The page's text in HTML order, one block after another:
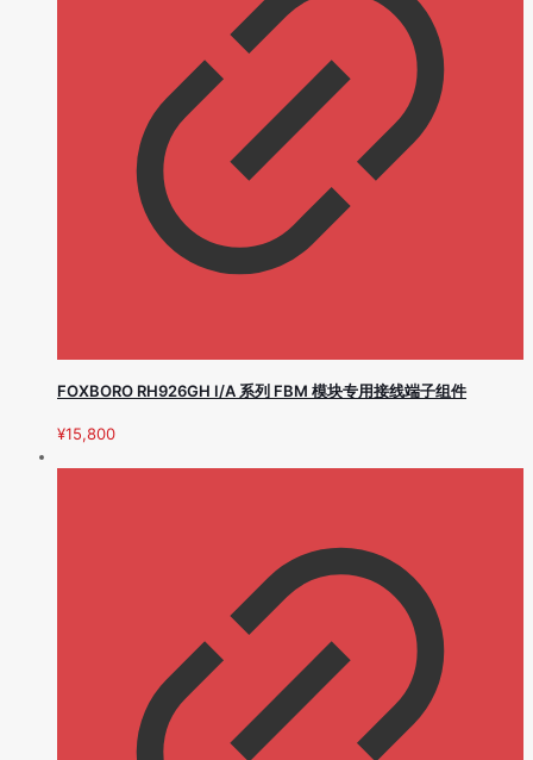
FOXBORO RH926GH I/A 系列 FBM 模块专用接线端子组件
¥15,800